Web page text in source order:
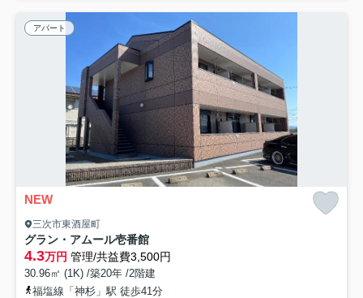
アパート
NEW
三次市東酒屋町
グラン・アムール壱番館
4.3万円 管理/共益費3,500円
30.96㎡ (1K) /築20年 /2階建
福塩線「神杉」駅 徒歩41分